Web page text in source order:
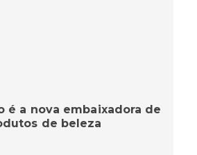
é a nova embaixadora de
de beleza